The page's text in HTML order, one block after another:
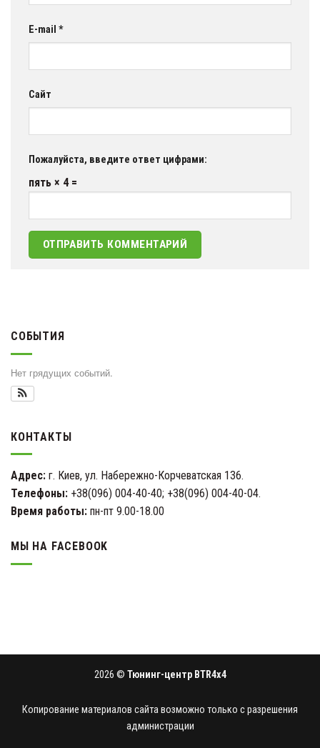
E-mail *
Сайт
Пожалуйста, введите ответ цифрами:
пять × 4 =
СОБЫТИЯ
Нет грядущих событий.
КОНТАКТЫ
Адрес: г. Киев, ул. Набережно-Корчеватская 136.
Телефоны: +38(096) 004-40-40; +38(096) 004-40-04.
Время работы: пн-пт 9.00-18.00
МЫ НА FACEBOOK
2026 © Тюнинг-центр BTR4x4
Копирование материалов сайта возможно только с разрешения
администрации